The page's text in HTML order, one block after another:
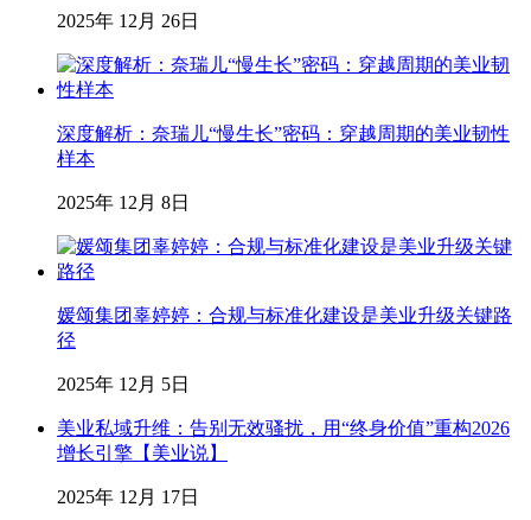
2025年 12月 26日
深度解析：奈瑞儿“慢生长”密码：穿越周期的美业韧性
样本
2025年 12月 8日
媛颂集团辜婷婷：合规与标准化建设是美业升级关键路
径
2025年 12月 5日
美业私域升维：告别无效骚扰，用“终身价值”重构2026
增长引擎【美业说】
2025年 12月 17日